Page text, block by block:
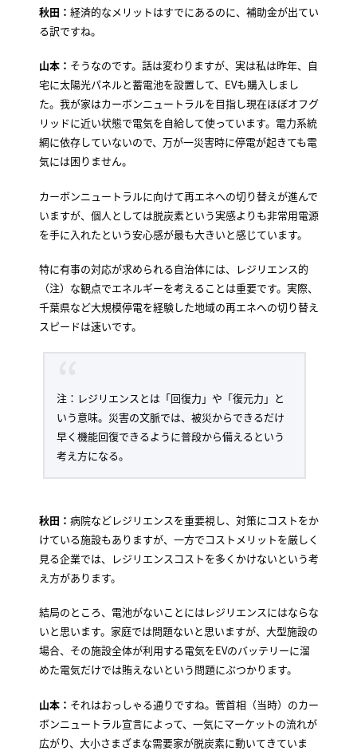
秋田： 経済的なメリットはすでにあるのに、補助金が出てい
る訳ですね。
山本： そうなのです。話は変わりますが、実は私は昨年、自
宅に太陽光パネルと蓄電池を設置して、EVも購入しまし
た。我が家はカーボンニュートラルを目指し現在ほぼオフグ
リッドに近い状態で電気を自給して使っています。電力系統
網に依存していないので、万が一災害時に停電が起きても電
気には困りません。
カーボンニュートラルに向けて再エネへの切り替えが進んで
いますが、個人としては脱炭素という実感よりも非常用電源
を手に入れたという安心感が最も大きいと感じています。
特に有事の対応が求められる自治体には、レジリエンス的
（注）な観点でエネルギーを考えることは重要です。実際、
千葉県など大規模停電を経験した地域の再エネへの切り替え
スピードは速いです。
注：レジリエンスとは「回復力」や「復元力」と
いう意味。災害の文脈では、被災からできるだけ
早く機能回復できるように普段から備えるという
考え方になる。
秋田： 病院などレジリエンスを重要視し、対策にコストをか
けている施設もありますが、一方でコストメリットを厳しく
見る企業では、レジリエンスコストを多くかけないという考
え方があります。
結局のところ、電池がないことにはレジリエンスにはならな
いと思います。家庭では問題ないと思いますが、大型施設の
場合、その施設全体が利用する電気をEVのバッテリーに溜
めた電気だけでは賄えないという問題にぶつかります。
山本： それはおっしゃる通りですね。菅首相（当時）のカー
ボンニュートラル宣言によって、一気にマーケットの流れが
広がり、大小さまざまな需要家が脱炭素に動いてきていま